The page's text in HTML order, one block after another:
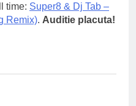
time: Super8 & Dj Tab –
Remix). Auditie placuta!